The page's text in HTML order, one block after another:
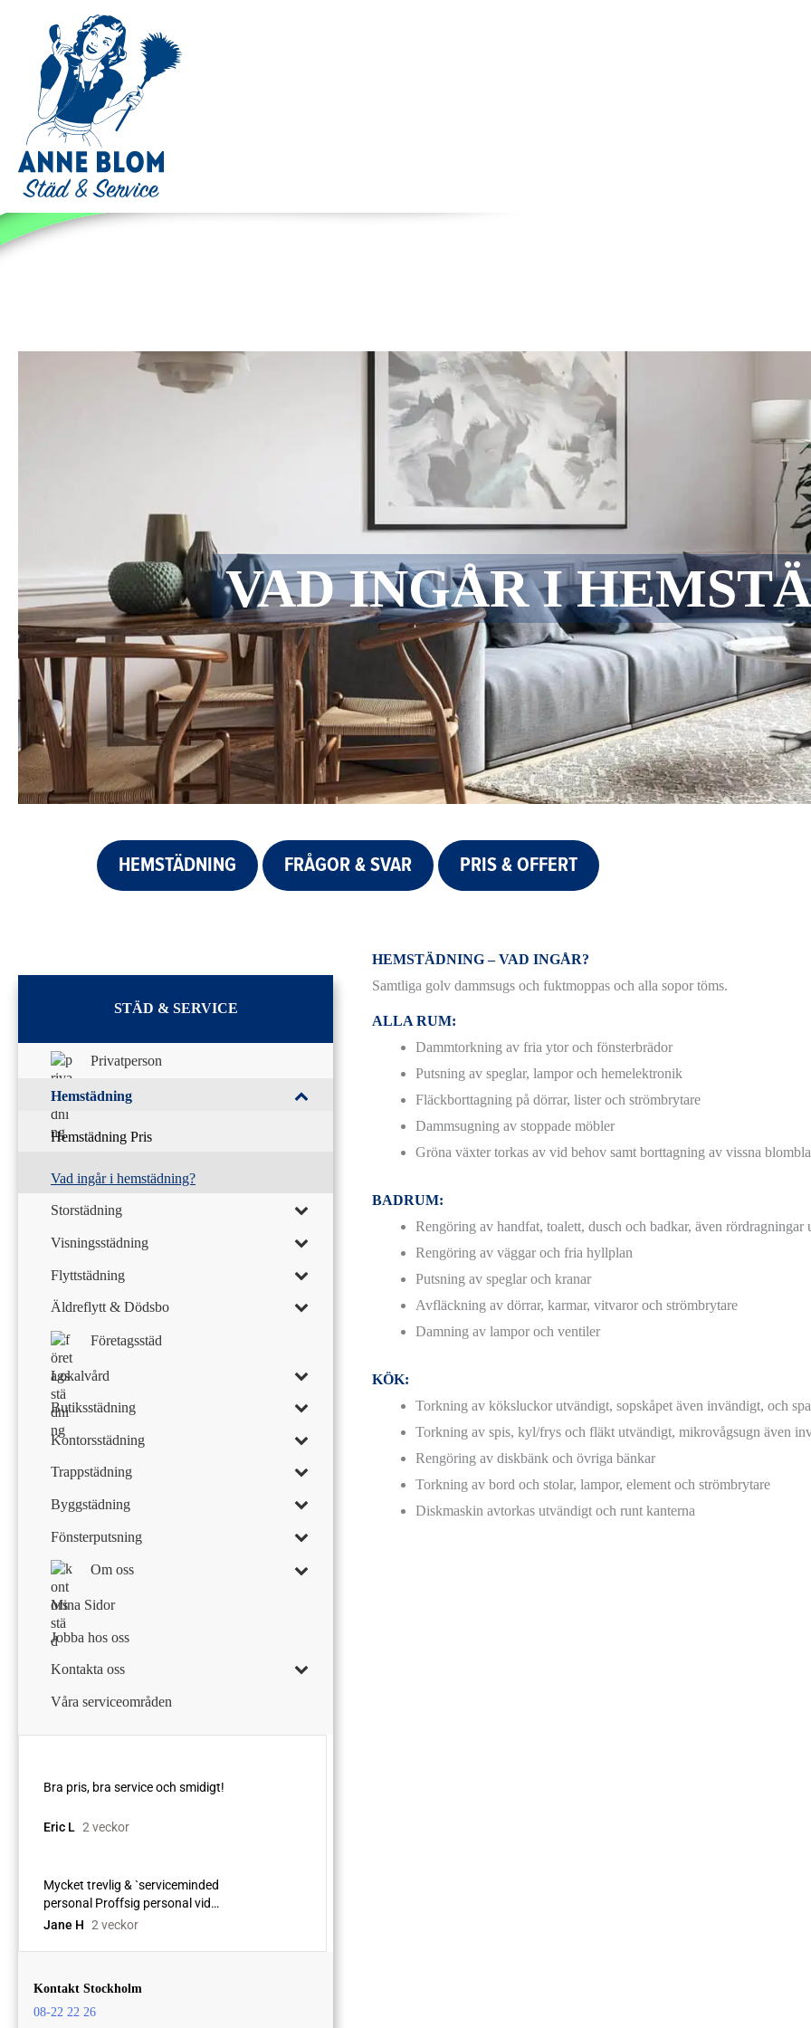
VAD INGÅR I
HEMSTÄDNING FRÅGOR & SVAR PRIS & OFFERT
STÄD & SERVICE
Privatperson
Hemstädning
Hemstädning Pris
Vad ingår i hemstädning?
Storstädning
Visningsstädning
Flyttstädning
Äldreflytt & Dödsbo
Företagsstäd
Lokalvård
Butiksstädning
Kontorsstädning
Trappstädning
Byggstädning
Fönsterputsning
Om oss
Mina Sidor
Jobba hos oss
Kontakta oss
Våra serviceområden
Kontakt Stockholm
08-22 22 26
HEMSTÄDNING – VAD INGÅR?
Samtliga golv dammsugs och fuktmoppas och alla sopor töms.
ALLA RUM:
Dammtorkning av fria ytor och fönsterbrädor
Putsning av speglar, lampor och hemelektronik
Fläckborttagning på dörrar, lister och strömbrytare
Dammsugning av stoppade möbler
Gröna växter torkas av vid behov samt borttagning av vissna
BADRUM:
Rengöring av handfat, toalett, dusch och badkar, även rördragningar
Rengöring av väggar och fria hyllplan
Putsning av speglar och kranar
Avfläckning av dörrar, karmar, vitvaror och strömbrytare
Damning av lampor och ventiler
KÖK:
Torkning av köksluckor utvändigt, sopskåpet även invändigt, och
Torkning av spis, kyl/frys och fläkt utvändigt, mikrovågsugn även
Rengöring av diskbänk och övriga bänkar
Torkning av bord och stolar, lampor, element och strömbrytare
Diskmaskin avtorkas utvändigt och runt kanterna